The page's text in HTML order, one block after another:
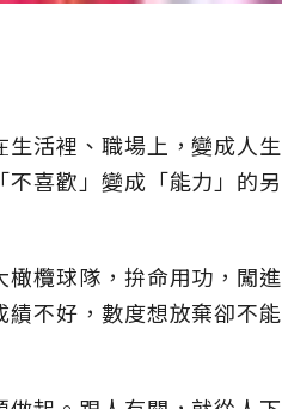
活裡、職場上，變成人生
喜歡」變成「能力」的另
欖球隊，拚命用功，闖進
不好，數度想放棄卻不能